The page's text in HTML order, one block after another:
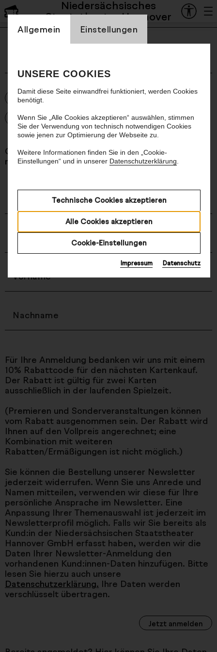
Einstellung Cookienbanner
Allgemein
Einstellungen
UNSERE COOKIES
Damit diese Seite einwandfrei funktioniert, werden Cookies
benötigt.
Wenn Sie „Alle Cookies akzeptieren“ auswählen, stimmen
Sie der Verwendung von technisch notwendigen Cookies
sowie jenen zur Optimierung der Webseite zu.
Weitere Informationen finden Sie in den „Cookie-
Einstellungen“ und in unserer Datenschutzerklärung
Technische Cookies akzeptieren
Alle Cookies akzeptieren
Cookie-Einstellungen
Impressum Datenschutz
Niedersächsisches
Staatstheater Hannover
Newsletteranmeldung
Newsletter Staatsoper
Newsletter Schauspiel
Gerne sprechen wir Sie persönlich an. Bitte
nennen Sie uns dazu Ihren Namen:
Für Ihre Anmeldung bedanken wir uns mit einem
10% Rabattcode für den nächsten Kartenkauf.
Der Rabatt ist gültig für zwei Karten
ausschließlich in der laufenden Spielzeit.
(Premieren und Sonderveranstaltungen können
vom Rabatt ausgenommen sein. Der Rabatt wird
Ihnen auf den Vollpreis angerechnet; eine
Kombination mit weiteren
Rabatten/Ermäßigungen ist nicht möglich.)
Sie können die Bestellung unserer Newsletter
jederzeit widerrufen. Wenn Sie uns Anrede und
Namen mitteilen, verwenden wir diese für Ihre
persönliche Ansprache im Newsletter. Eine
Anpassung Ihrer Themenauswahl ist jederzeit im
Newsletterprofil möglich. Falls wir Sie bereits als
Kund:in der Niedersächsischen Staatstheater
Hannover GmbH erfasst haben, werden wir die
Daten Ihrer Newsletter-Anmeldung den
vorhandenen Kund:innen-Daten hinzufügen. Bitte
lesen Sie hierzu auch unsere
Datenschutzerklärung. Ihre Daten werden
verschlüsselt übertragen.
Jetzt anmelden